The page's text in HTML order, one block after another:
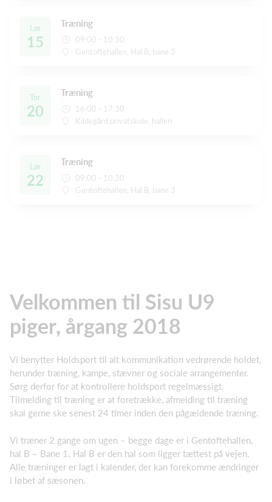
Lør
15
Træning
09:00 - 10:30
Gentoftehallen, Hal B, bane 3
Tor
20
Træning
16:00 - 17:30
Kildegård privatskole, hallen
Lør
22
Træning
09:00 - 10:30
Gentoftehallen, Hal B, bane 3
Velkommen til Sisu U9
piger, årgang 2018
Vi benytter Holdsport til alt kommunikation vedrørende holdet,
herunder træning, kampe, stævner og sociale arrangementer.
Sørg derfor for at kontrollere holdsport regelmæssigt.
Tilmelding til træning er at foretrække, afmelding til træning
skal gerne ske senest 24 timer inden den pågældende træning.
Vi træner 2 gange om ugen – begge dage er i Gentoftehallen,
hal B – Bane 1. Hal B er den hal som ligger tættest på vejen.
Alle træninger er lagt i kalender, der kan forekomme ændringer
i løbet af sæsonen.